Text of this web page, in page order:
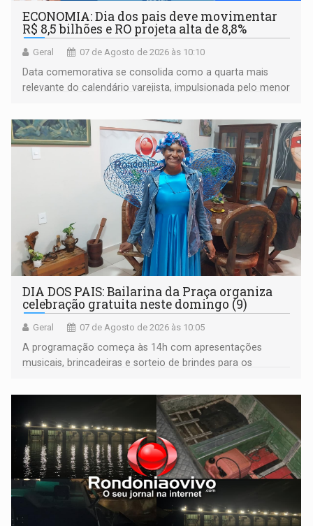
ECONOMIA: Dia dos pais deve movimentar
R$ 8,5 bilhões e RO projeta alta de 8,8%
Geral 07 de Agosto de 2026 às 10:10
Data comemorativa se consolida como a quarta mais
relevante do calendário varejista, impulsionada pelo menor
média do trabalhador
DIA DOS PAIS: Bailarina da Praça organiza
celebração gratuita neste domingo (9)
Geral 07 de Agosto de 2026 às 10:05
A programação começa às 14h com apresentações
musicais, brincadeiras e sorteio de brindes para os
bolo e canto de parabéns dedicado aos pais